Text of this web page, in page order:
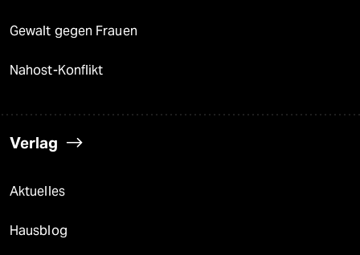
Gewalt gegen Frauen
Nahost-Konflikt
Verlag
Aktuelles
Hausblog